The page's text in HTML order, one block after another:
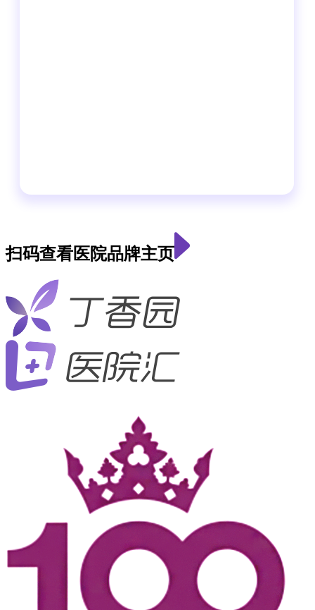
扫码查看医院品牌主页